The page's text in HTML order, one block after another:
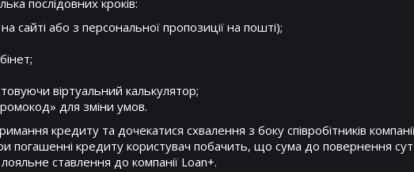
послідовних кроків:
або з персональної пропозиції на пошті);
віртуальний калькулятор;
для зміни умов.
кредиту та дочекатися схвалення з боку співробітників
погашенні кредиту користувач побачить, що сума до повернення
ставлення до компанії Loan+.